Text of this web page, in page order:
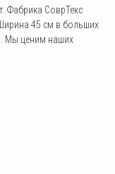
Фабрика СоврТекс
45 см в больших
Мы ценим наших